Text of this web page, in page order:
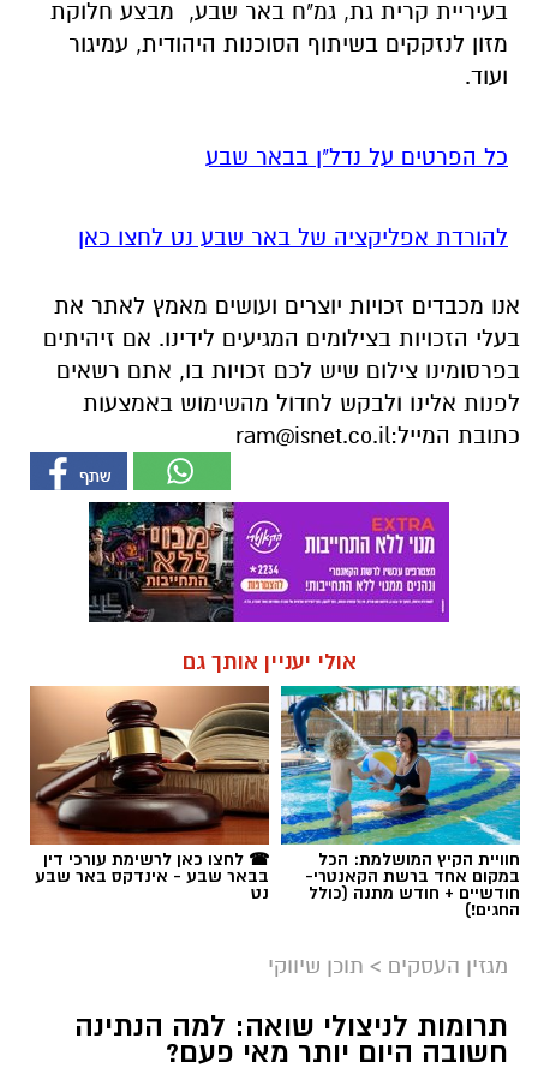
בעיריית קרית גת, גמ"ח באר שבע, מבצע חלוקת
מזון לנזקקים בשיתוף הסוכנות היהודית, עמיגור
ועוד.
כל הפרטים על נדל"ן בבאר שבע
להורדת אפליקציה של באר שבע נט לחצו כאן
אנו מכבדים זכויות יוצרים ועושים מאמץ לאתר את
בעלי הזכויות בצילומים המגיעים לידינו. אם זיהיתים
בפרסומינו צילום שיש לכם זכויות בו, אתם רשאים
לפנות אלינו ולבקש לחדול מהשימוש באמצעות
כתובת המייל:ram@isnet.co.il
אולי יעניין אותך גם
חוויית הקיץ המושלמת: הכל
במקום אחד ברשת הקאנטרי-
חודשיים + חודש מתנה (כולל
החגים!)
☎ לחצו כאן לרשימת עורכי דין
בבאר שבע - אינדקס באר שבע
נט
מגזין העסקים > תוכן שיווקי
תרומות לניצולי שואה: למה הנתינה
חשובה היום יותר מאי פעם?